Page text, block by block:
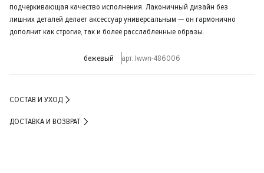
подчеркивающая качество исполнения. Лаконичный дизайн без
лишних деталей делает аксессуар универсальным — он гармонично
дополнит как строгие, так и более расслабленные образы.
бежевый арт. lwwn-486006
СОСТАВ И УХОД
ДОСТАВКА И ВОЗВРАТ